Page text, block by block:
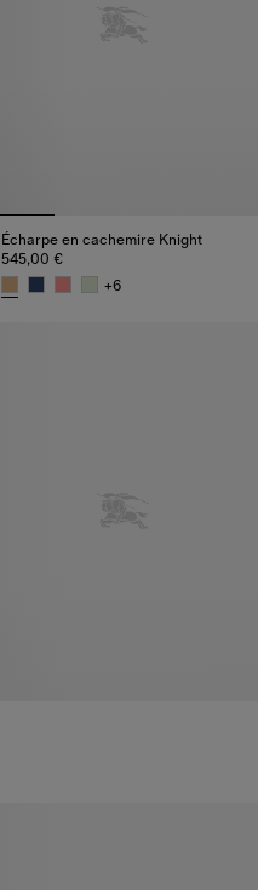
Écharpe en cachemire Knight
545,00 €
+6